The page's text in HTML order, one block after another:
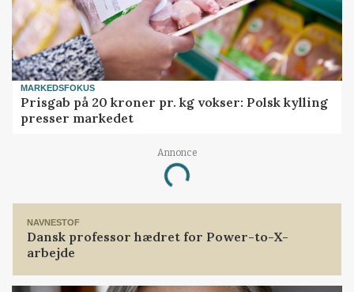
MARKEDSFOKUS
Prisgab på 20 kroner pr. kg vokser: Polsk kylling
presser markedet
Annonce
Loading...
NAVNESTOF
Dansk professor hædret for Power-to-X-
arbejde